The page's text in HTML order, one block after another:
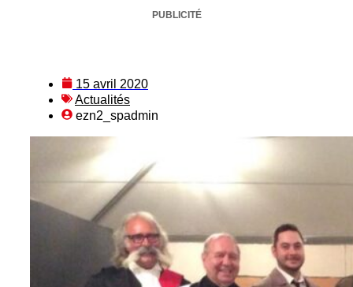
PUBLICITÉ
15 avril 2020
Actualités
ezn2_spadmin